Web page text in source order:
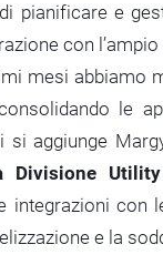
di pianificare e
con
mesi abbiamo
le
si aggiunge
Divisione
integrazioni con
e la